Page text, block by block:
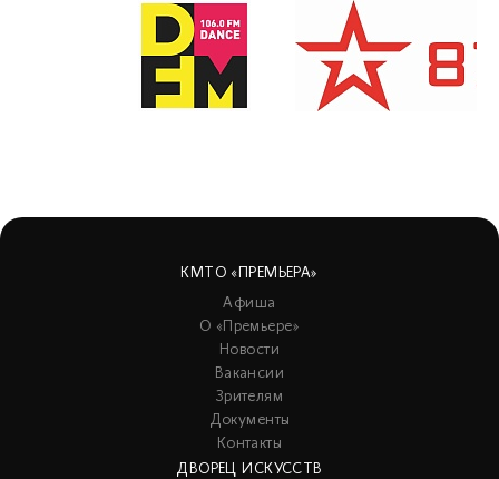
КМТО «ПРЕМЬЕРА»
Афиша
О «Премьере»
Новости
Вакансии
Зрителям
Документы
Контакты
ДВОРЕЦ ИСКУССТВ